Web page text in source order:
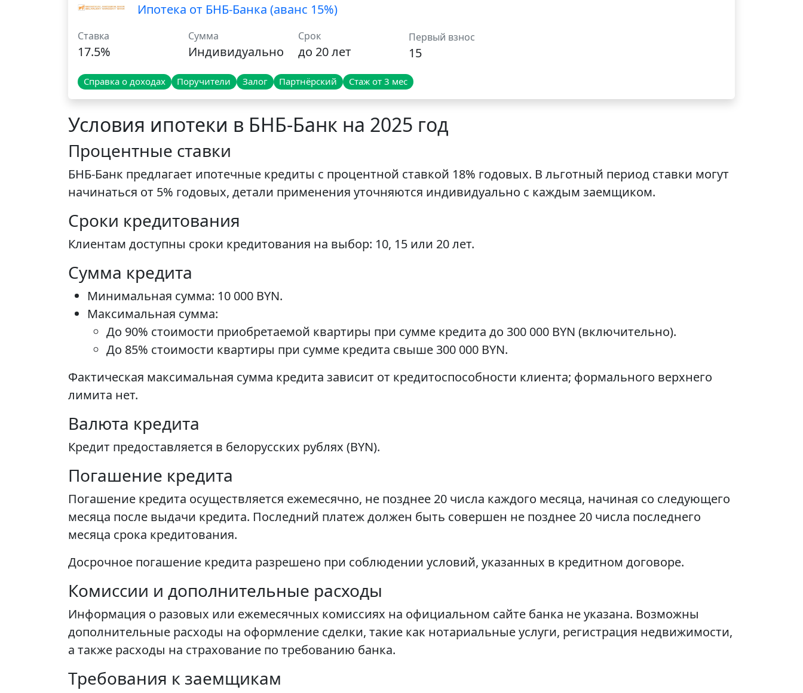
Ипотека от БНБ-Банка (аванс 15%)
Ставка
17.5%
Сумма
Индивидуально
Срок
до 20 лет
Первый взнос
15
Справка о доходах Поручители Залог Партнёрский Стаж от 3 мес
Условия ипотеки в БНБ-Банк на 2025 год
Процентные ставки
БНБ-Банк предлагает ипотечные кредиты с процентной ставкой 18% годовых. В льготный период ставки могут
начинаться от 5% годовых, детали применения уточняются индивидуально с каждым заемщиком.
Сроки кредитования
Клиентам доступны сроки кредитования на выбор: 10, 15 или 20 лет.
Сумма кредита
Минимальная сумма: 10 000 BYN.
Максимальная сумма:
До 90% стоимости приобретаемой квартиры при сумме кредита до 300 000 BYN (включительно).
До 85% стоимости квартиры при сумме кредита свыше 300 000 BYN.
Фактическая максимальная сумма кредита зависит от кредитоспособности клиента; формального верхнего
лимита нет.
Валюта кредита
Кредит предоставляется в белорусских рублях (BYN).
Погашение кредита
Погашение кредита осуществляется ежемесячно, не позднее 20 числа каждого месяца, начиная со следующего
месяца после выдачи кредита. Последний платеж должен быть совершен не позднее 20 числа последнего
месяца срока кредитования.
Досрочное погашение кредита разрешено при соблюдении условий, указанных в кредитном договоре.
Комиссии и дополнительные расходы
Информация о разовых или ежемесячных комиссиях на официальном сайте банка не указана. Возможны
дополнительные расходы на оформление сделки, такие как нотариальные услуги, регистрация недвижимости,
а также расходы на страхование по требованию банка.
Требования к заемщикам